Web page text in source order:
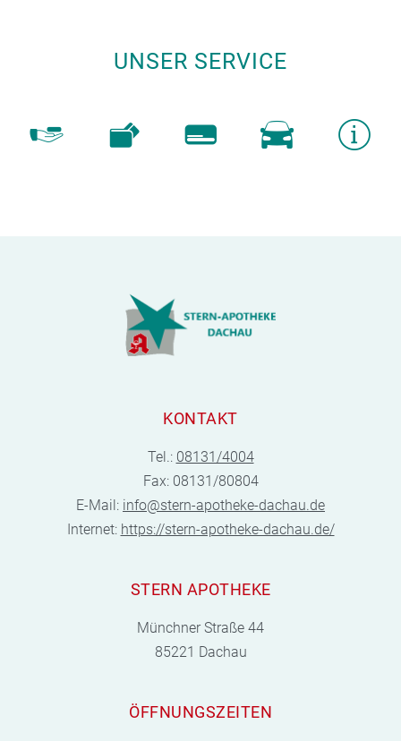
UNSER SERVICE
KONTAKT
Tel.: 08131/4004
Fax: 08131/80804
E-Mail: info@stern-apotheke-dachau.de
Internet: https://stern-apotheke-dachau.de/
STERN APOTHEKE
Münchner Straße 44
85221 Dachau
ÖFFNUNGSZEITEN